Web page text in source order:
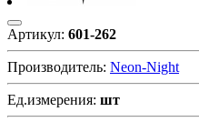
Артикул: 601-262
Производитель: Neon-Night
Ед.измерения: шт